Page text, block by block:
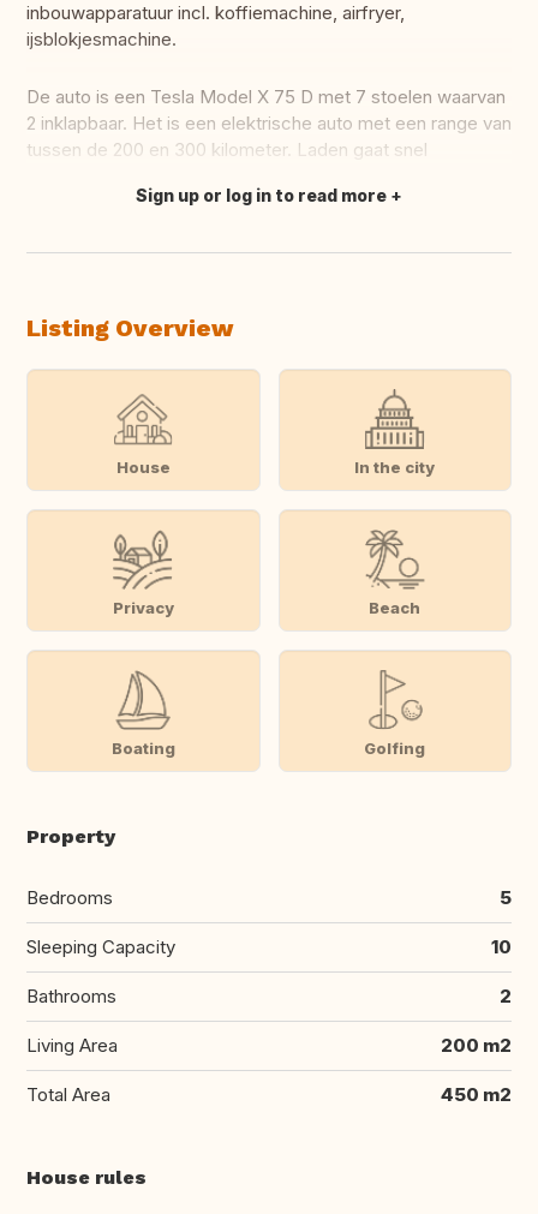
inbouwapparatuur incl. koffiemachine, airfryer,
ijsblokjesmachine.
De auto is een Tesla Model X 75 D met 7 stoelen waarvan
2 inklapbaar. Het is een elektrische auto met een range van
tussen de 200 en 300 kilometer. Laden gaat snel
Translate this
Sign up or log in to read more
Listing Overview
House In the city
Privacy Beach
Boating Golfing
Property
Bedrooms 5
Sleeping Capacity 10
Bathrooms 2
Living Area 200 m2
Total Area 450 m2
House rules